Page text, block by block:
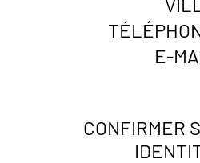
E-
CONFIRMER